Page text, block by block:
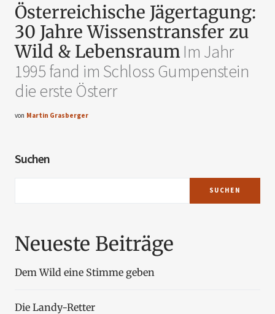
Österreichische Jägertagung:
30 Jahre Wissenstransfer zu
Wild & LebensraumIm Jahr
1995 fand im Schloss Gumpenstein
die erste Österr
von Martin Grasberger
Suchen
SUCHEN
Neueste Beiträge
Dem Wild eine Stimme geben
Die Landy-Retter